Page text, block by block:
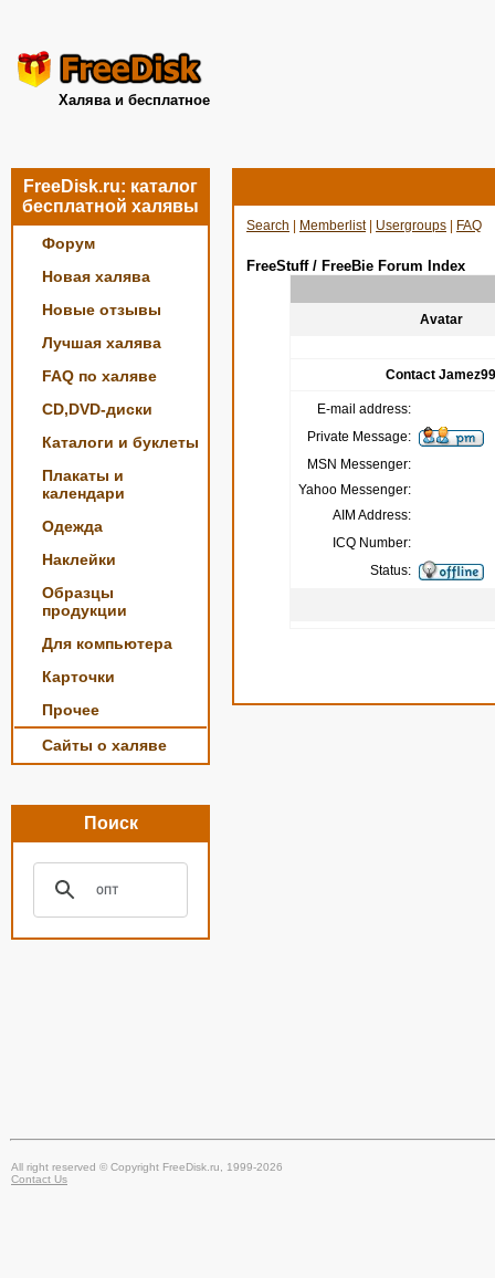
Халява и бесплатное
FreeDisk.ru: каталог
бесплатной халявы
Форум
Новая халява
Новые отзывы
Лучшая халява
FAQ по халяве
CD,DVD-диски
Каталоги и буклеты
Плакаты и
календари
Одежда
Наклейки
Образцы
продукции
Для компьютера
Карточки
Прочее
Сайты о халяве
Поиск
Search Memberlist| Usergroups FAQ
FreeStuff / FreeBie Forum Index
Avatar
Contact Jamez99
E-mail address:
Private Message:
MSN Messenger:
Yahoo Messenger:
AIM Address:
ICQ Number:
Status:
All right reserved © Copyright FreeDisk.ru, 1999-2026
Contact Us